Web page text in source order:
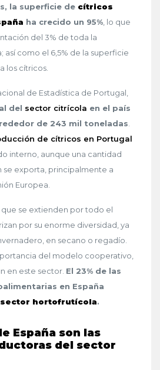
la superficie de cítricos
ha crecido un 95%, lo que
del 3% de toda la
así como el 6,5% de la superficie
los cítricos.
de Estadística de Portugal,
del sector citrícola en el país
de 243 mil toneladas.
de cítricos en Portugal
interno, aunque una cantidad
se exporta, principalmente a
Europea.
que se extienden por todo el
por su enorme diversidad, ya
en secano o regadío.
del modelo cooperativo,
en este sector. El 23% de las
en España
sector hortofrutícola.
España son las
del sector